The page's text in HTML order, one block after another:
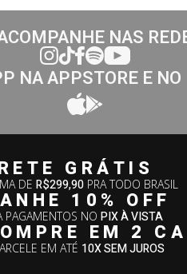
NAS
NA APPSTORE E
GRÁTIS
DER$299,90 PRA TODO BRASIL
10% OFF
PAGAMENTOS NOPIX À VISTA
EM 2
EM ATÉ 10X SEM JUROS